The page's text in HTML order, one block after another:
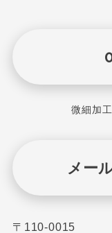
〒110-0015
微細加
メー